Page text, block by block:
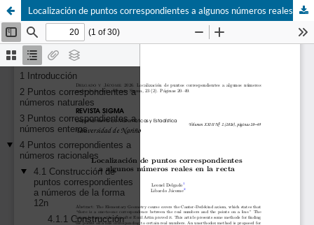
Localización de puntos correspondientes a algunos números reales en la recta